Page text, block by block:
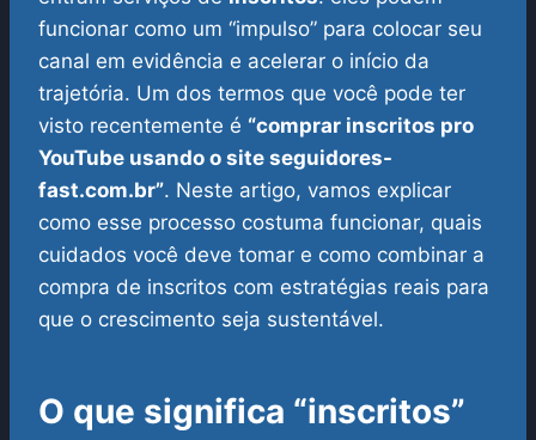
funcionar como um “impulso” para colocar seu
canal em evidência e acelerar o início da
trajetória. Um dos termos que você pode ter
visto recentemente é “comprar inscritos pro
YouTube usando o site seguidores-
fast.com.br”. Neste artigo, vamos explicar
como esse processo costuma funcionar, quais
cuidados você deve tomar e como combinar a
compra de inscritos com estratégias reais para
que o crescimento seja sustentável.
O que significa “inscritos”